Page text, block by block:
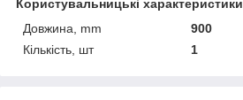
Користувальницькі характеристики
Довжина, mm
900
Кількість, шт
1